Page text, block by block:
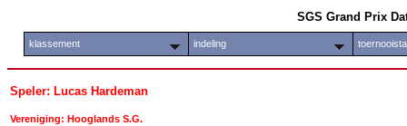
SGS Grand Prix
klassement indeling
Speler: Lucas Hardeman
Vereniging: Hooglands S.G.